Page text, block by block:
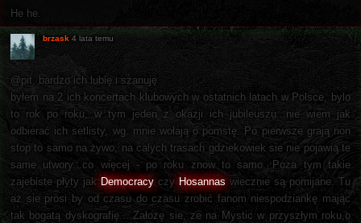
He he.
brzask 4 lata temu
@pit, bardzo ich lubię i szanuję
byłem na 2 ich koncertach klubowych w ostatnich latach w Polsce, bylo
to rok po roku, w tym jeden z okazji ich jubileuszu...nie wiem jak
odbierać ich setlisty, wg. mnie wołają o pomstę. Po pierwsze grają non
stop to samo na żywo, na calych trasach gdziekowiek sie nie pojawią te
same utwory...co więcej - po roku znow to samo. Poza tym takie
zajebiste płyty jak Democracyczy Hosannaswiecznie są pomijane. Tu
aż sie prosi by od czasu do czasu zrobić fanom niespodziankę mając
tak bogatą dyskografię... Założę sie, ze na Mystic w przyszłym roku,o